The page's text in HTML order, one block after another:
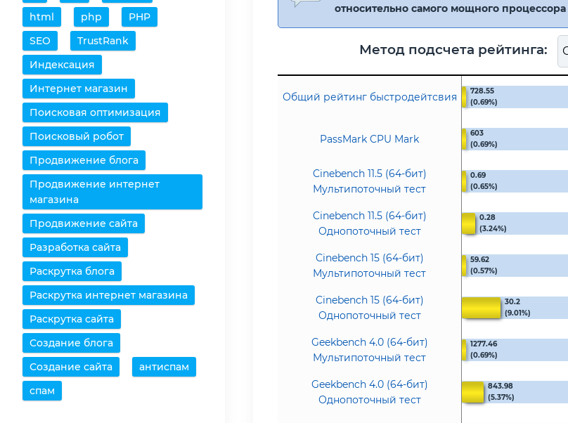
html
php
PHP
SEO
TrustRank
Индексация
Интернет магазин
Поисковая оптимизация
Поисковый робот
Продвижение блога
Продвижение интернет
магазина
Продвижение сайта
Разработка сайта
Раскрутка блога
Раскрутка интернет магазина
Раскрутка сайта
Создание блога
Создание сайта
антиспам
спам
относительно самого мощного процессора
Метод подсчета рейтинга:
Общий рейтинг быстродейтсвия
728.55
(0.69%)
PassMark CPU Mark
603
(0.69%)
Cinebench 11.5 (64-бит)
Мультипоточный тест
0.69
(0.65%)
Cinebench 11.5 (64-бит)
Однопоточный тест
0.28
(3.24%)
Cinebench 15 (64-бит)
Мультипоточный тест
59.62
(0.57%)
Cinebench 15 (64-бит)
Однопоточный тест
30.2
(9.01%)
Geekbench 4.0 (64-бит)
Мультипоточный тест
1277.46
(0.69%)
Geekbench 4.0 (64-бит)
Однопоточный тест
843.98
(5.37%)